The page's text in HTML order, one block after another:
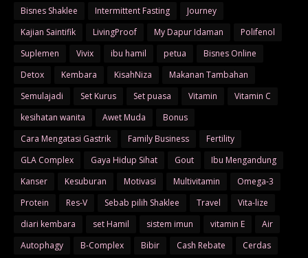
Bisnes Shaklee
Intermittent Fasting
Journey
Kajian Saintifik
LivingProof My Dapur Idaman
Polifenol
Suplemen
Vivix ibu hamil petua
Bisnes Online
Detox
Kembara KisahNiza
Makanan Tambahan
Semulajadi
Set Kurus Set puasa Vitamin
Vitamin C
kesihatan wanita
Awet Muda
Bonus
Cara Mengatasi Gastrik
Family Business
Fertility
GLA Complex
Gaya Hidup Sihat Gout
Ibu Mengandung
Kanser
Kesuburan Motivasi Multivitamin
Omega-3
Protein
Res-V Sebab pilih Shaklee Travel
Vita-lize
diari kembara
set Hamil sistem imun vitamin E
Air
Autophagy
B-Complex Bibir Cash Rebate
Cerdas